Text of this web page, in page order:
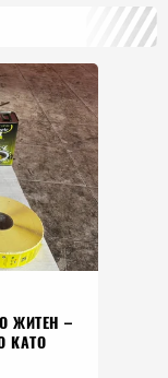
ЖИТЕН –
КАТО